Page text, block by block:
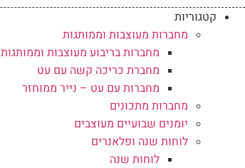
קטגוריות
מחברות מעוצבות וממותגות
מחברות בריבוע מעוצבות וממותגות
מחברת כריכה קשה עם עט
מחברות עם עט – נייר ממוחזר
מחברות מתכונים
יומנים שבועיים מעוצבים
לוחות שנה ופלאנרים
לוחות שנה